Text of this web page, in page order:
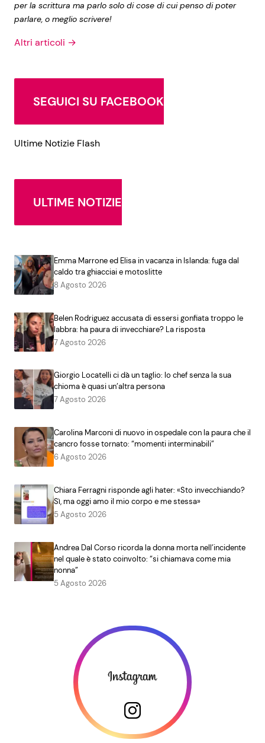
per la scrittura ma parlo solo di cose di cui penso di poter
parlare, o meglio scrivere!
Altri articoli →
SEGUICI SU FACEBOOK
Ultime Notizie Flash
ULTIME NOTIZIE
Emma Marrone ed Elisa in vacanza in Islanda: fuga dal
caldo tra ghiacciai e motoslitte
8 Agosto 2026
Belen Rodriguez accusata di essersi gonfiata troppo le
labbra: ha paura di invecchiare? La risposta
7 Agosto 2026
Giorgio Locatelli ci dà un taglio: lo chef senza la sua
chioma è quasi un’altra persona
7 Agosto 2026
Carolina Marconi di nuovo in ospedale con la paura che il
cancro fosse tornato: “momenti interminabili”
6 Agosto 2026
Chiara Ferragni risponde agli hater: «Sto invecchiando?
Sì, ma oggi amo il mio corpo e me stessa»
5 Agosto 2026
Andrea Dal Corso ricorda la donna morta nell’incidente
nel quale è stato coinvolto: “si chiamava come mia
nonna”
5 Agosto 2026